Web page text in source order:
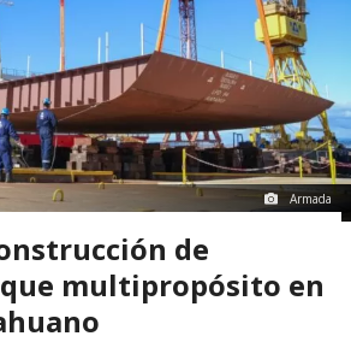
Armada
de
multipropósito en